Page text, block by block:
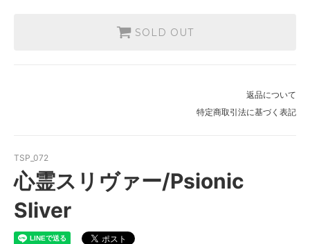
SOLD OUT
返品について
特定商取引法に基づく表記
TSP_072
心霊スリヴァー/Psionic
Sliver